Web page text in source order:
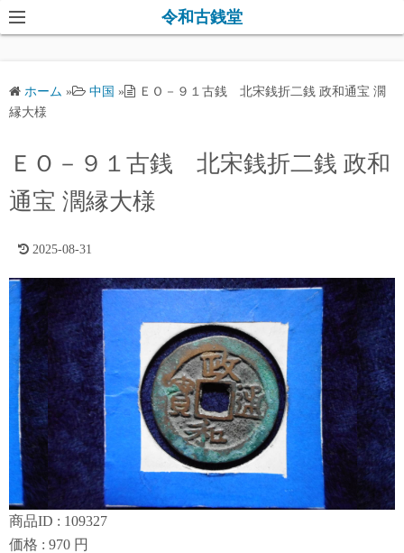
コ
ン
ツ
ッ
令和古銭堂
ホーム » 中国 »
ＥＯ－９１古銭 北宋銭折二銭 政和通宝 濶
縁大様
ＥＯ－９１古銭 北宋銭折二銭 政和
通宝 濶縁大様
2025-08-31
商品ID : 109327
価格 : 970 円